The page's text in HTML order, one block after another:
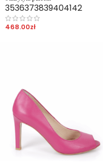
3536373839404142
468.00zł